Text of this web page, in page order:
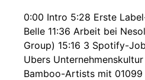
0:00 Intro 5:28 Erste
Belle 11:36 Arbeit bei
Group) 15:16 3 Spotify-
Ubers
Bamboo-Artists mit 01099